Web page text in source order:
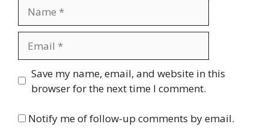
Website
Save my name, email, and website in this
browser for the next time I comment.
Notify me of follow-up comments by email.